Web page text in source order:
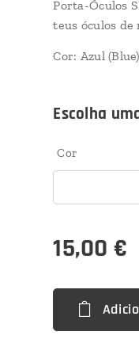
Porta-Óculos
teus óculos de
Cor: Azul (Blue)
Escolha
Cor
15,00 €